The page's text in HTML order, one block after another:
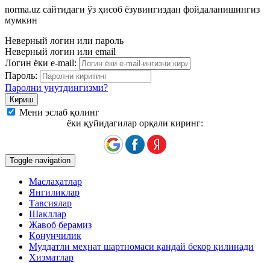
norma.uz сайтидаги ўз ҳисоб ёзувингиздан фойдаланишингиз
мумкин
Неверный логин или пароль
Неверный логин или email
Логин ёки e-mail:
Пароль:
Паролни унутдингизми?
Мени эслаб қолинг
ёки қуйидагилар орқали киринг:
Toggle navigation
Маслаҳатлар
Янгиликлар
Тавсиялар
Шакллар
Жавоб берамиз
Қонунчилик
Муддатли меҳнат шартномаси қандай бекор қилинади
Хизматлар